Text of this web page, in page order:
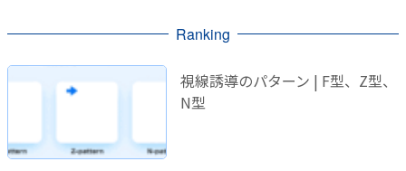
Ranking
視線誘導のパターン | F型、Z型、
N型